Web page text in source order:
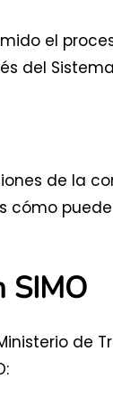
el
del
de la
cómo
SIMO
de